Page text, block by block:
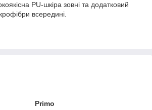
PU-шкіра зовні та додатковий
всередині.
Primo